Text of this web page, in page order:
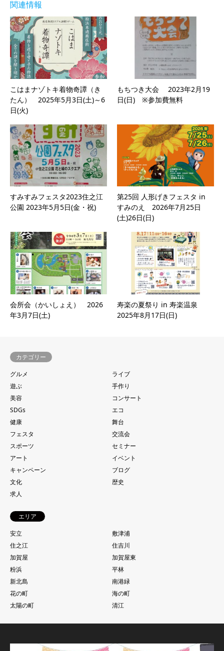
関連情報
こはまナゾトキ着物奇譚（き
たん） 2025年5月3日(土)～6
日(火)
もちつき大会 2023年2月19
日(日) ※参加費無料
すみすみフェスタ2023住之江
公園 2023年5月5日(金・祝)
第25回 人形げきフェスタ in
すみのえ 2026年7月25日
(土)26日(日)
会所会（かいしょえ） 2026
年3月7日(土)
寿楽の夏祭り in 寿楽温泉
2025年8月17日(日)
カテゴリー
グルメ
ライブ
遊ぶ
手作り
美容
コンサート
SDGs
エコ
健康
舞台
フェスタ
交流会
スポーツ
セミナー
アート
イベント
キャンペーン
ブログ
文化
歴史
求人
エリア
安立
敷津浦
住之江
住吉川
加賀屋
加賀屋東
粉浜
平林
新北島
南港緑
花の町
海の町
太陽の町
清江